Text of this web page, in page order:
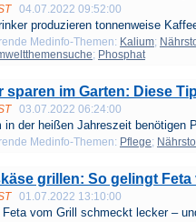
04.07.2022 09:52:00
produzieren tonnenweise
Medinfo-Themen: Kalium;
; Phosphat
sparen im Garten: Diese
03.07.2022 06:24:00
in der heißen Jahreszeit benötigen
Medinfo-Themen: Pflege;
grillen: So gelingt Feta
01.07.2022 13:10:00
Feta vom Grill schmeckt lecker –